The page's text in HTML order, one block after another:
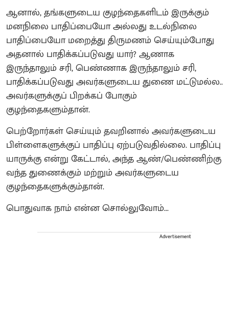
ஆனால், தங்களுடைய குழந்தைகளிடம் இருக்கும்
மனநிலை பாதிப்பையோ அல்லது உடல்நிலை
பாதிப்பையோ மறைத்து திருமணம் செய்யும்போது
அதனால் பாதிக்கப்படுவது யார்? ஆணாக
இருந்தாலும் சரி, பெண்ணாக இருந்தாலும் சரி,
பாதிக்கப்படுவது அவர்களுடைய துணை மட்டுமல்ல..
அவர்களுக்குப் பிறக்கப் போகும்
குழந்தைகளும்தான்.
பெற்றோர்கள் செய்யும் தவறினால் அவர்களுடைய
பிள்ளைகளுக்குப் பாதிப்பு ஏற்படுவதில்லை. பாதிப்பு
யாருக்கு என்று கேட்டால், அந்த ஆண்/பெண்ணிற்கு
வந்த துணைக்கும் மற்றும் அவர்களுடைய
குழந்தைகளுக்கும்தான்.
பொதுவாக நாம் என்ன சொல்லுவோம்...
Advertisement